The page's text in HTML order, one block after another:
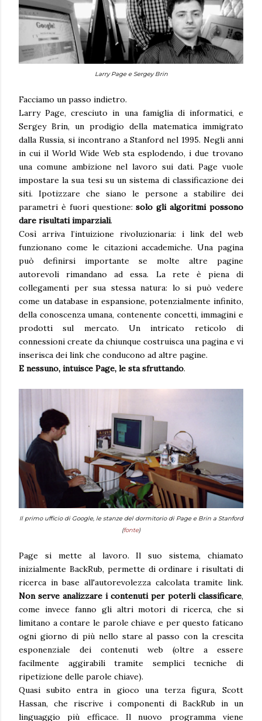
Larry Page e Sergey Brin
Facciamo un passo indietro.
Larry Page, cresciuto in una famiglia di informatici, e
Sergey Brin, un prodigio della matematica immigrato
dalla Russia, si incontrano a Stanford nel 1995. Negli anni
in cui il World Wide Web sta esplodendo, i due trovano
una comune ambizione nel lavoro sui dati. Page vuole
impostare la sua tesi su un sistema di classificazione dei
siti. Ipotizzare che siano le persone a stabilire dei
parametri è fuori questione:solo gli algoritmi possono
dare risultati imparziali.
Così arriva l’intuizione rivoluzionaria: i link del web
funzionano come le citazioni accademiche. Una pagina
può definirsi importante se molte altre pagine
autorevoli rimandano ad essa. La rete è piena di
collegamenti per sua stessa natura: lo si può vedere
come un database in espansione, potenzialmente infinito,
della conoscenza umana, contenente concetti, immagini e
prodotti sul mercato. Un intricato reticolo di
connessioni create da chiunque costruisca una pagina e vi
inserisca dei link che conducono ad altre pagine.
E nessuno, intuisce Page, le sta sfruttando.
Il primo ufficio di Google, le stanze del dormitorio di Page e Brin a Stanford
(fonte)
Page si mette al lavoro. Il suo sistema, chiamato
inizialmente BackRub, permette di ordinare i risultati di
ricerca in base all'autorevolezza calcolata tramite link.
Non serve analizzare i contenuti per poterli classificare,
come invece fanno gli altri motori di ricerca, che si
limitano a contare le parole chiave e per questo faticano
ogni giorno di più nello stare al passo con la crescita
esponenziale dei contenuti web (oltre a essere
facilmente aggirabili tramite semplici tecniche di
ripetizione delle parole chiave).
Quasi subito entra in gioco una terza figura, Scott
Hassan, che riscrive i componenti di BackRub in un
linguaggio più efficace. Il nuovo programma viene